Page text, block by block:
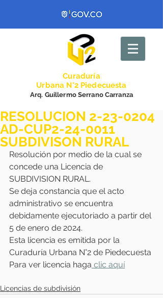
Curaduría
Urbana N°2 Piedecuesta
Arq. Guillermo Serrano Carranza
RESOLUCION 2-23-0204
AD-CUP2-24-0011
SUBDIVISON RURAL
Resolución por medio de la cual se
concede una Licencia de
SUBDIVISION RURAL.
Se deja constancia que el acto
administrativo se encuentra
debidamente ejecutoriado a partir del
5 de enero de 2024.
Esta licencia es emitida por la
Curaduría Urbana N°2 de Piedecuesta
Para ver licencia haga clic aquí
Licencias de subdivisión